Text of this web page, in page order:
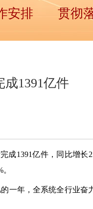
安排 贯彻
1391亿件
成1391亿件，同比增长
一年，全系统全行业奋